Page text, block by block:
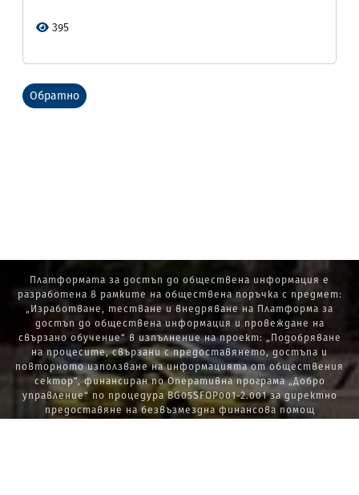
395
Обратно
Платформата за достъп до обществена информация е
разработена в рамките на обществена поръчка с предмет:
„Изработване, тестване и внедряване на Платформа за
достъп до обществена информация и провеждане на
свързано обучение“ в изпълнение на проект: „Подобряване
на процесите, свързани с предоставянето, достъпа и
повторното използване на информацията от обществения
сектор“, финансиран по Оперативна програма „Добро
управление“ по процедура BG05SFOP001-2.001 за директно
предоставяне на безвъзмездна финансова помощ